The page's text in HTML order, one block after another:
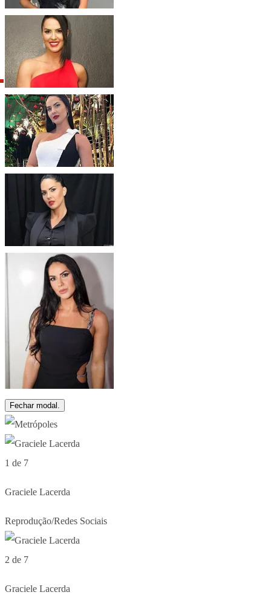
Fechar modal.
1 de 7
Graciele Lacerda
Reprodução/Redes Sociais
2 de 7
Graciele Lacerda